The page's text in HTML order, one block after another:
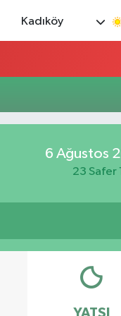
Kadıköy
6 Ağustos
23 Safer